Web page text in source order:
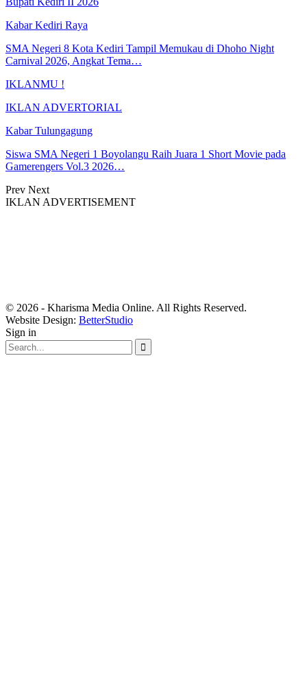
Kabar Kediri Raya
SMA Negeri 8 Kota Kediri Tampil Memukau di Dhoho Night
Carnival 2026, Angkat Tema…
IKLANMU !
IKLAN ADVERTORIAL
Kabar Tulungagung
Siswa SMA Negeri 1 Boyolangu Raih Juara 1 Short Movie pada
Gamerengers Vol.3 2026…
Prev Next
IKLAN ADVERTISEMENT
© 2026 - Kharisma Media Online. All Rights Reserved.
Website Design: BetterStudio
Sign in